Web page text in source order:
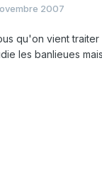
2007
qu'on vient
les banlieues